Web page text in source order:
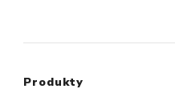
Produkty